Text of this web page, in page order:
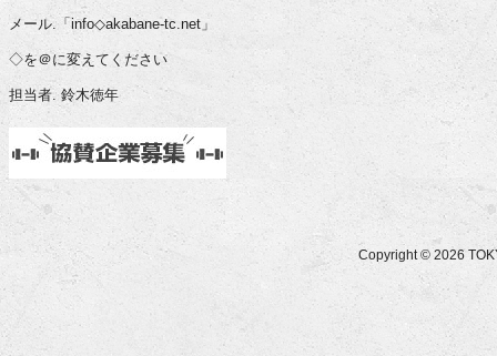
メール.「info◇akabane-tc.net」
◇を＠に変えてください
担当者. 鈴木徳年
Copyright © 2026